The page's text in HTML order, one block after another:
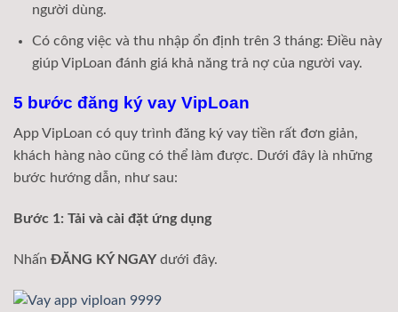
người dùng.
Có công việc và thu nhập ổn định trên 3 tháng: Điều này
giúp VipLoan đánh giá khả năng trả nợ của người vay.
5 bước đăng ký vay VipLoan
App VipLoan có quy trình đăng ký vay tiền rất đơn giản,
khách hàng nào cũng có thể làm được. Dưới đây là những
bước hướng dẫn, như sau:
Bước 1: Tải và cài đặt ứng dụng
Nhấn ĐĂNG KÝ NGAYdưới đây.